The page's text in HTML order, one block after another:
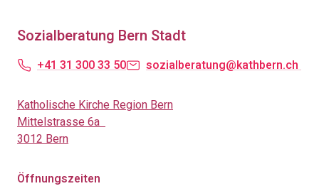
Sozialberatung Bern Stadt
+41 31 300 33 50 sozialberatung@kathbern.ch
Katholische Kirche Region Bern
Mittelstrasse 6a
3012 Bern
Öffnungszeiten